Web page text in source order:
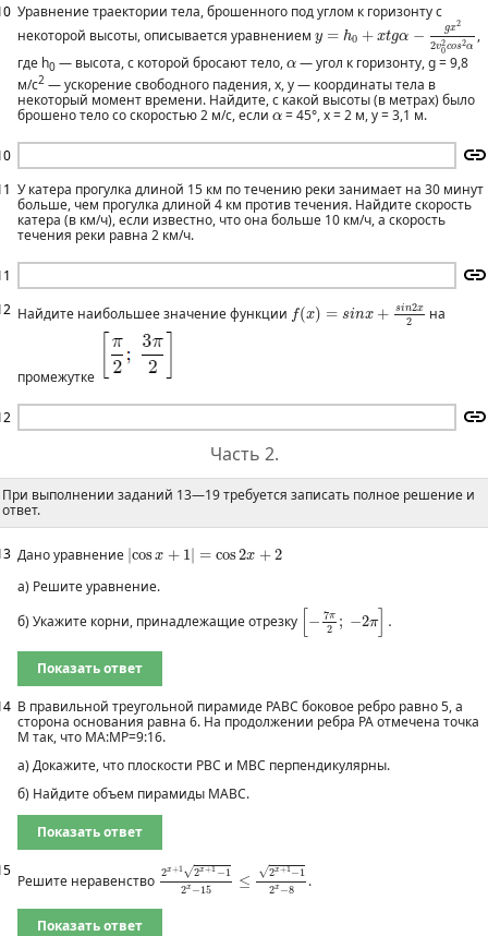
Уравнение траектории тела, брошенного под углом к горизонту с
некоторой высоты, описывается уравнением y = h0 + xtgα − gx2
2v2
0cos2α
y=h0+ x tgα−gx22v02
,
где h0 — высота, с которой бросают тело, α
α— угол к горизонту, g = 9,8
м/c2 — ускорение свободного падения, х, у — координаты тела в
некоторый момент времени. Найдите, с какой высоты (в метрах) было
брошено тело со скоростью 2 м/с, если α
α= 45°, х = 2 м, у = 3,1 м.
У катера прогулка длиной 15 км по течению реки занимает на 30 минут
больше, чем прогулка длиной 4 км против течения. Найдите скорость
катера (в км/ч), если известно, что она больше 10 км/ч, а скорость
течения реки равна 2 км/ч.
Найдите наибольшее значение функции f(x) = sinx + sin2x
2
(x = x+ n x2 на
промежутке
Часть 2.
При выполнении заданий 13—19 требуется записать полное решение и
ответ.
Дано уравнение cosx + 1| = cos2x + 2
|cosx + 1| =cos2x+
а) Решите уравнение.
б) Укажите корни, принадлежащие отрезку
− 7π
2 ; −2π] .
[− 7π ]
Показать ответ
В правильной треугольной пирамиде РАВС боковое ребро равно 5, а
сторона основания равна 6. На продолжении ребра РА отмечена точка
М так, что МА:МР=9:16.
а) Докажите, что плоскости РВС и МВС перпендикулярны.
б) Найдите объем пирамиды МАВС.
Показать ответ
Решите неравенство 2x+1√2x+1−1
2x −15 ≤
√2x+1−1
2x −8
2x+ 12x+1− −15≤2
.
Показать ответ